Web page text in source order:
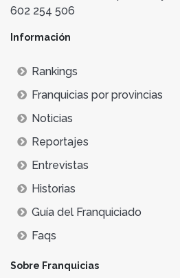
602 254 506
Información
Rankings
Franquicias por provincias
Noticias
Reportajes
Entrevistas
Historias
Guía del Franquiciado
Faqs
Sobre Franquicias